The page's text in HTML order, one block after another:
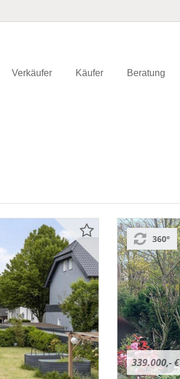
Verkäufer Käufer Beratung
339.000,- €
360°